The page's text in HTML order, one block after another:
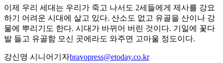
이제 우리 세대는 우리가 죽고 나서도 2세들에게 제사를 강요
하기 어려운 시대에 살고 있다. 산소도 없고 유골을 산이나 강
물에 뿌리기도 한다. 시대가 바뀌어 버린 것이다. 기일에 꽃다
발 들고 유골함 모신 곳에라도 와주면 고마울 정도이다.
강신영 시니어기자bravopress@etoday.co.kr